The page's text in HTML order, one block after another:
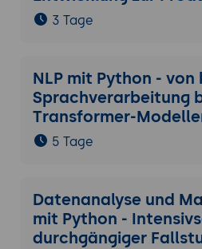
3 Tage
NLP mit Python - von
Sprachverarbeitung
Transformer-
5 Tage
Datenanalyse und
mit Python -
durchgängiger